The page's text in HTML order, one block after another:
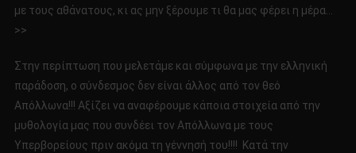
με τους αθάνατους, κι ας μην ξέρουμε τι θα μας φέρει η μέρα…
>>
Στην περίπτωση που μελετάμε και σύμφωνα με την ελληνική
παράδοση, ο σύνδεσμος δεν είναι άλλος από τον θεό
Απόλλωνα!!! Αξίζει να αναφέρουμε κάποια στοιχεία από την
μυθολογία μας που συνδέει τον Απόλλωνα με τους
Υπερβορείους πριν ακόμα τη γέννησή του!!!! Κατά την